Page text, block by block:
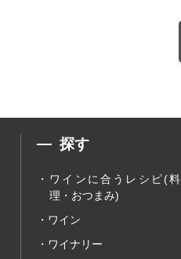
探す
ワインに合うレシピ(料
理・おつまみ)
ワイン
ワイナリー